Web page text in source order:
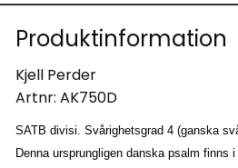
Produktinformation
Kjell Perder
Artnr: AK750D
SATB divisi. Svårighetsgrad 4 (ganska
Denna ursprungligen danska psalm finns